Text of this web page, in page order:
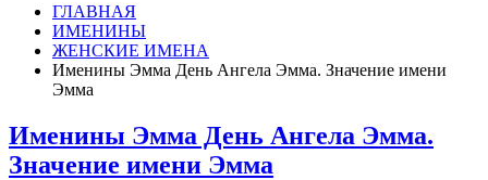
ГЛАВНАЯ
ИМЕНИНЫ
ЖЕНСКИЕ ИМЕНА
Именины Эмма День Ангела Эмма. Значение имени
Эмма
Именины Эмма День Ангела Эмма.
Значение имени Эмма